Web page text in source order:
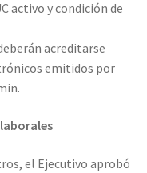
activo y condición de
acreditarse
emitidos por
el Ejecutivo aprobó